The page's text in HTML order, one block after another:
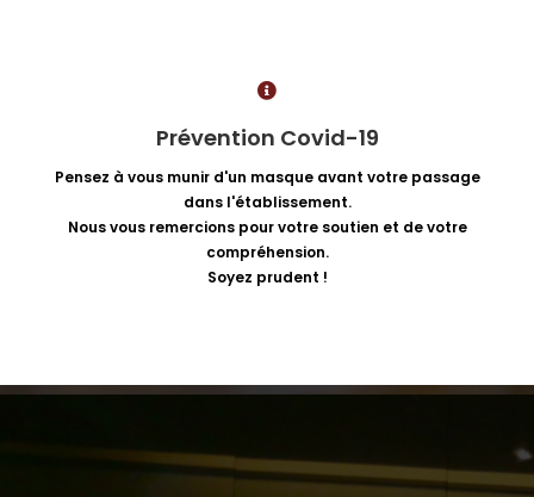
Prévention Covid-19
Pensez à vous munir d'un masque avant votre passage
dans l'établissement.
Nous vous remercions pour votre soutien et de votre
compréhension.
Soyez prudent !